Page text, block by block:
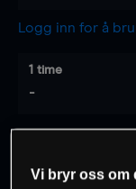
Logg inn for å
1 time
-
-
Vi bryr oss om